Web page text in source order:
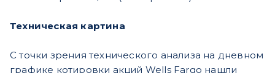
Техническая картина
С точки зрения технического анализа на дневном
графике котировки акций Wells Fargo нашли